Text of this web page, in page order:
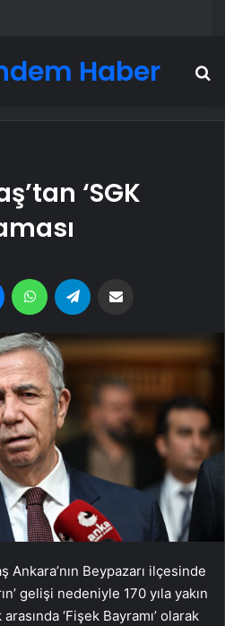
Haber
‘SGK
MessengerWhatsApp
Ankara’nın Beypazarı ilçesinde
gelişi nedeniyle 170 yıla yakın
‘Fişek Bayramı’ olarak